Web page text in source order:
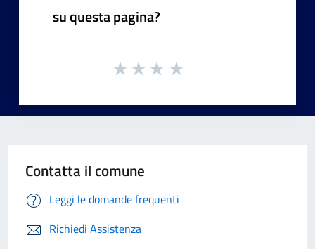
su questa pagina?
Contatta il comune
Leggi le domande frequenti
Richiedi Assistenza